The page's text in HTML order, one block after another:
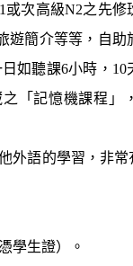
或次高級N2之先修
遊簡介等等，自助
如聽課6小時， 10
「記憶機課程」
外語的學習，非
學生證）。